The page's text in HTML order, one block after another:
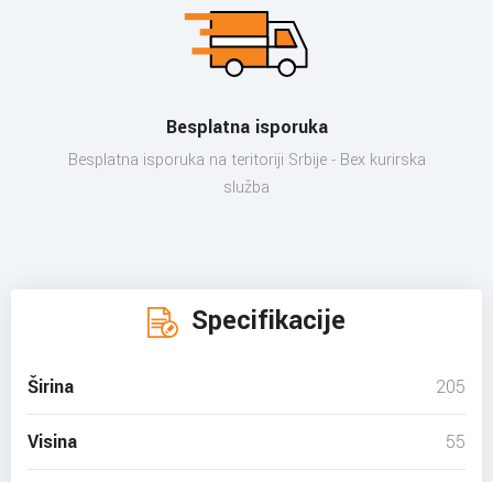
Besplatna isporuka
Besplatna isporuka na teritoriji Srbije - Bex kurirska
služba
Specifikacije
Širina 205
Visina 55